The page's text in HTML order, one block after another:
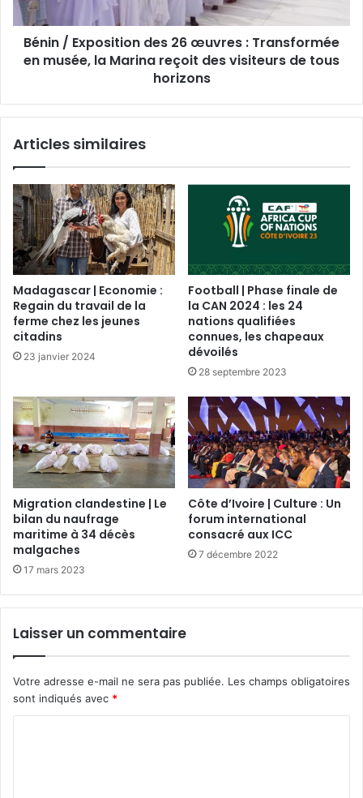
Bénin / Exposition des 26 œuvres : Transformée
en musée, la Marina reçoit des visiteurs de tous
horizons
Articles similaires
Madagascar | Economie :
Regain du travail de la
ferme chez les jeunes
citadins
23 janvier 2024
Football | Phase finale de
la CAN 2024 : les 24
nations qualifiées
connues, les chapeaux
dévoilés
28 septembre 2023
Migration clandestine | Le
bilan du naufrage
maritime à 34 décès
malgaches
17 mars 2023
Côte d’Ivoire | Culture : Un
forum international
consacré aux ICC
7 décembre 2022
Laisser un commentaire
Votre adresse e-mail ne sera pas publiée. Les champs obligatoires
sont indiqués avec *